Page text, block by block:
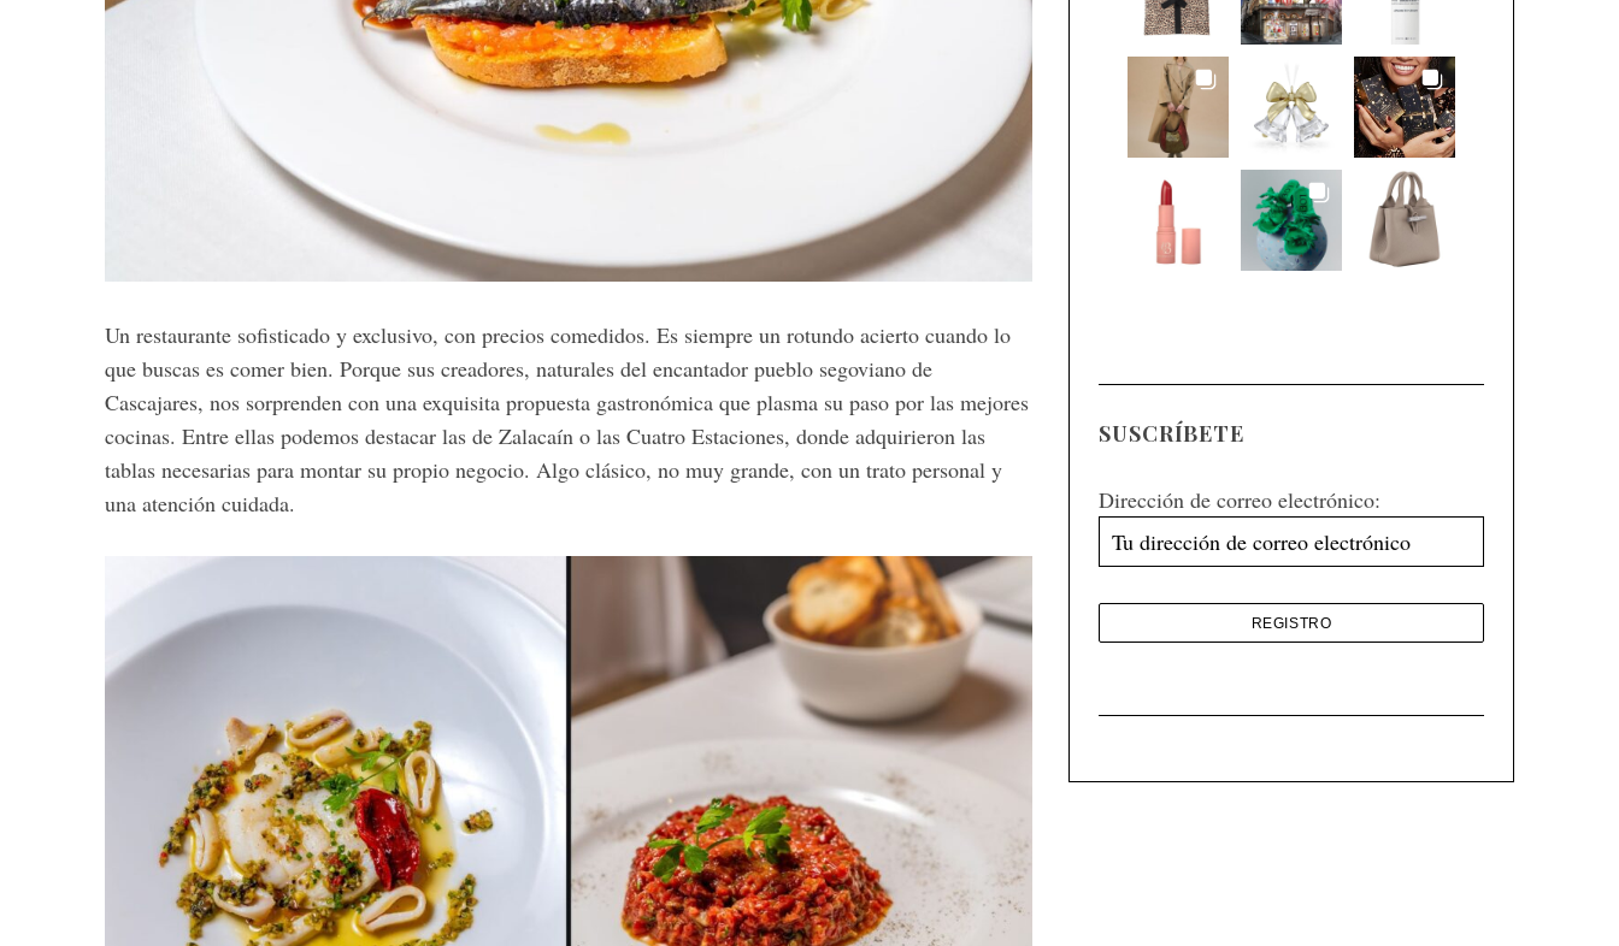
Un restaurante sofisticado y exclusivo, con precios comedidos. Es siempre un rotundo acierto cuando lo
que buscas es comer bien. Porque sus creadores, naturales del encantador pueblo segoviano de
Cascajares, nos sorprenden con una exquisita propuesta gastronómica que plasma su paso por las mejores
cocinas. Entre ellas podemos destacar las de Zalacaín o las Cuatro Estaciones, donde adquirieron las
tablas necesarias para montar su propio negocio. Algo clásico, no muy grande, con un trato personal y
una atención cuidada.
SUSCRÍBETE
Dirección de correo electrónico: